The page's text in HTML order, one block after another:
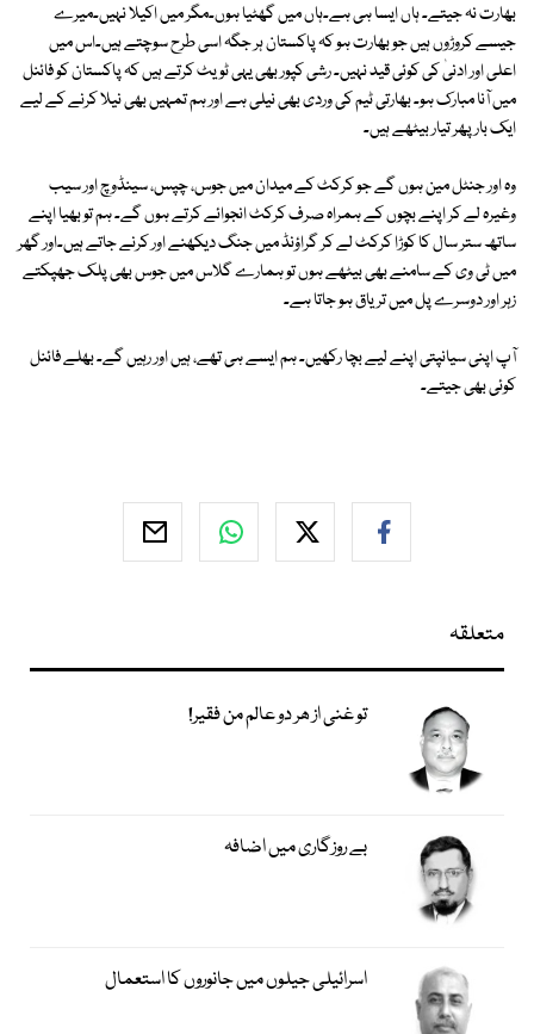
بھارت نہ جیتے۔ ہاں ایسا ہی ہے۔ہاں میں گھٹیا ہوں۔مگر میں اکیلا نہیں۔میرے
جیسے کروڑوں ہیں جو بھارت ہو کہ پاکستان ہر جگہ اسی طرح سوچتے ہیں۔اس میں
اعلی اور ادنیٰ کی کوئی قید نہیں۔ رشی کپور بھی یہی ٹویٹ کرتے ہیں کہ پاکستان کو فائنل
میں آنا مبارک ہو۔ بھارتی ٹیم کی وردی بھی نیلی ہے اور ہم تمہیں بھی نیلا کرنے کے لیے
ایک بار پھر تیار بیٹھے ہیں۔
وہ اور جنٹل مین ہوں گے جو کرکٹ کے میدان میں جوس، چپس، سینڈوچ اور سیب
وغیرہ لے کر اپنے بچوں کے ہمراہ صرف کرکٹ انجوائے کرتے ہوں گے۔ ہم تو بھیا اپنے
ساتھ ستر سال کا کوڑا کرکٹ لے کر گراؤنڈ میں جنگ دیکھنے اور کرنے جاتے ہیں۔اور گھر
میں ٹی وی کے سامنے بھی بیٹھے ہوں تو ہمارے گلاس میں جوس بھی پلک جھپکتے
زہر اور دوسرے پل میں تریاق ہو جاتا ہے۔
آپ اپنی سیانپتی اپنے لیے بچا رکھیں۔ ہم ایسے ہی تھے، ہیں اور رہیں گے۔ بھلے فائنل
کوئی بھی جیتے۔
متعلقہ
تو غنی از ھر دو عالم من فقیر!
بے روزگاری میں اضافہ
اسرائیلی جیلوں میں جانوروں کا استعمال